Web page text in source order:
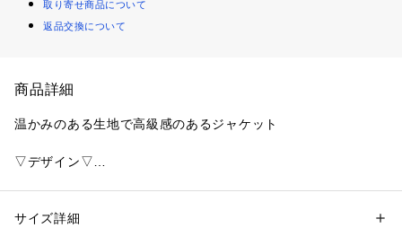
取り寄せ商品について
返品交換について
商品詳細
温かみのある生地で高級感のあるジャケット
▽デザイン▽
シングルボタンにしスマートな印象に。
性別：レディース
サイズ詳細